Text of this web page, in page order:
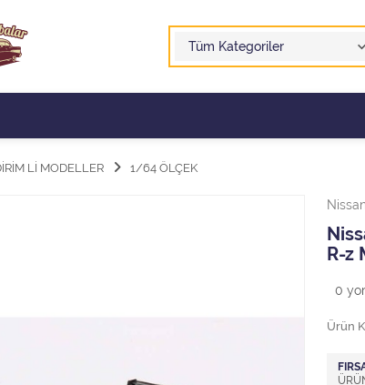
Lİ MODELLER 1/64 ÖLÇEK
R-z
0
Ürün